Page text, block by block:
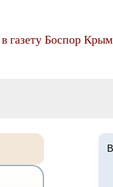
газету Боспор Крым